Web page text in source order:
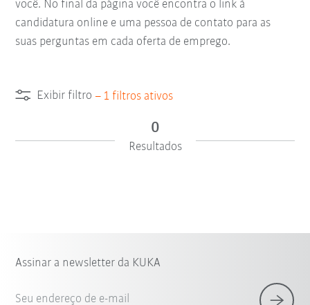
você. No final da página você encontra o link à
candidatura online e uma pessoa de contato para as
suas perguntas em cada oferta de emprego.
Exibir filtro – 1 filtros ativos
0
Resultados
Assinar a newsletter da KUKA
Seu endereço de e-mail